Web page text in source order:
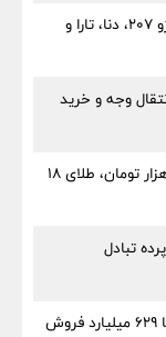
قیمت خودرو امروز دوشنبه ۱۲ مرداد ۱۴۰۵ | پژو ۲۰۷، دنا، تارا و
کیف پول ایران با کد *98# | انتقال وجه و خرید
قیمت همه‌چیز امروز ۱۲ مرداد ۱۴۰۵؛ دلار ۱۹۲ هزار تومان، طلای ۱۸
تبادل
سود شیشه قزوین ۵۲٪ ریخت؛ چرا «کقزوی» با ۶۲۹ میلیارد فروش